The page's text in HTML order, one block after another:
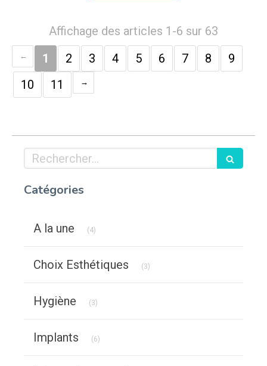
Affichage des articles 1-6 sur 63
1
2 3 4 5 6 7 8
9
10
11
Rechercher
Catégories
A la une (4)
Choix Esthétiques (3)
Hygiène (3)
Implants (6)